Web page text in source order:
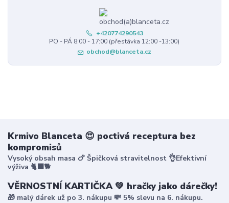
+420774290543
PO - PÁ 8:00 - 17:00 (přestávka 12:00 -13:00)
obchod@blanceta.cz
Krmivo Blanceta 😍 poctivá receptura bez
kompromisů
Vysoký obsah masa 🍗 Špičková stravitelnost 👌Efektivní
výživa 🐈‍⬛🐕
VĚRNOSTNÍ KARTIČKA 💚 hračky jako dárečky!
🎁 malý dárek už po 3. nákupu 💸 5% slevu na 6. nákupu.